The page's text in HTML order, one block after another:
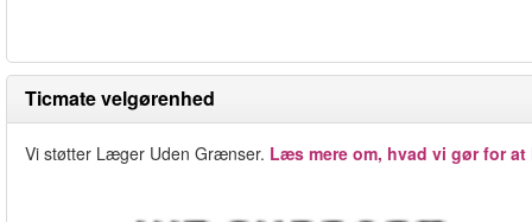
Ticmate velgørenhed
Vi støtter Læger Uden Grænser. Læs mere om, hvad vi gør for